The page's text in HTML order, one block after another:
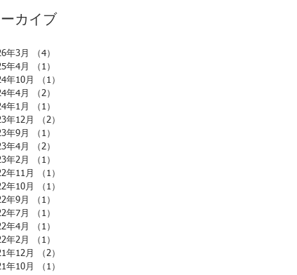
カイブ
年3月 （4）
年4月
（1）
年10月
（1）
年4月
（2）
年1月
（1）
年12月
（2）
年9月
（1）
年4月
（2）
年2月
（1）
年11月
（1）
年10月
（1）
年9月
（1）
年7月
（1）
年4月
（1）
年2月
（1）
年12月
（2）
年10月
（1）